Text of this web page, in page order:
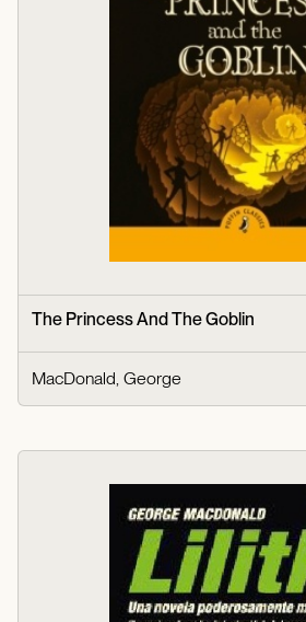
The Princess And The Goblin
MacDonald, George